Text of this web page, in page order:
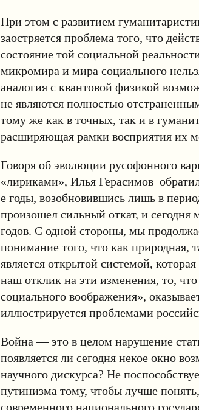
При этом с развитием
заостряется проблема того, что
состояние той социальной
микромира и мира социального
аналогия с квантовой физикой
не являются полностью
тому же как в точных, так и в
расширяющая рамки восприятия их
Говоря об эволюции русофонного
«лириками», Илья Герасимов
е годы, возобновившись лишь в
произошел сильный откат, и
годов. С одной стороны, мы
понимание того, что как природная,
является открытой системой,
наш отклик на эти изменения, то,
социального воображения»,
иллюстрируется проблемами
Война — это в целом нарушение
появляется ли сегодня некое окно
научного дискурса? Не
путинизма тому, чтобы лучше
современного национального